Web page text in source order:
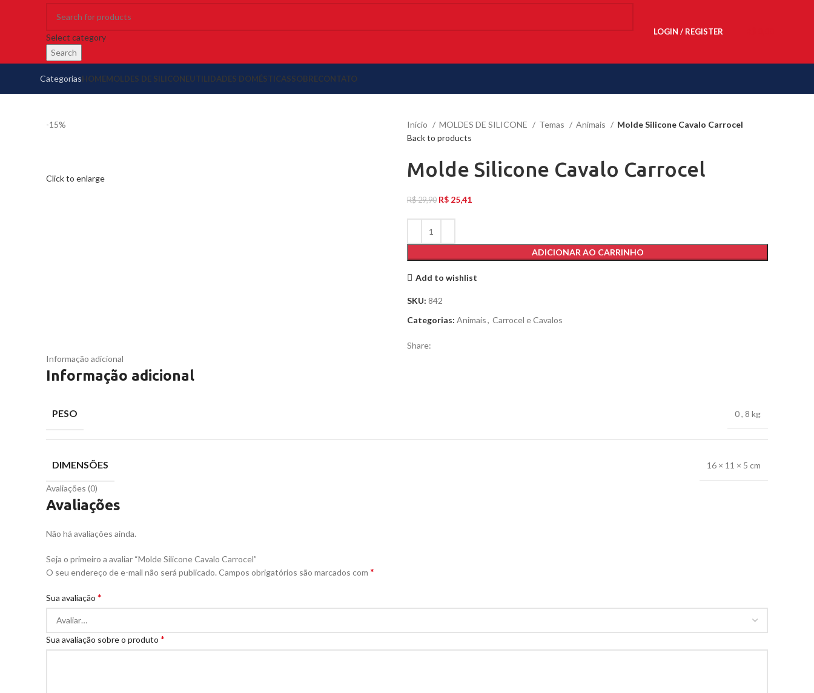
Select category
Search
LOGIN / REGISTER
CategoriasHOMEMOLDES DE SILICONEUTILIDADES DOMÉSTICASSOBRECONTATO
-15%
Click to enlarge
Início MOLDES DE SILICONE Temas Animais
Molde Silicone Cavalo Carrocel
Back to products
Molde Silicone Cavalo Carrocel
R$29,90 R$ 25,41
ADICIONAR AO CARRINHO
Add to wishlist
SKU: 842
Categorias: Animais, Carrocel e Cavalos
Share:
Informação adicional
Informação adicional
PESO 0, 8 kg
DIMENSÕES 16 × 11 × 5 cm
Avaliações (0)
Avaliações
Não há avaliações ainda.
Seja o primeiro a avaliar “Molde Silicone Cavalo Carrocel”
O seu endereço de e-mail não será publicado. Campos obrigatórios são marcados com *
Sua avaliação *
Sua avaliação sobre o produto *